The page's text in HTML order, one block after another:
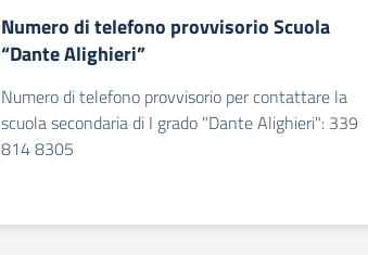
Numero di telefono provvisorio Scuola
“Dante Alighieri”
Numero di telefono provvisorio per contattare la
scuola secondaria di I grado "Dante Alighieri": 339
814 8305